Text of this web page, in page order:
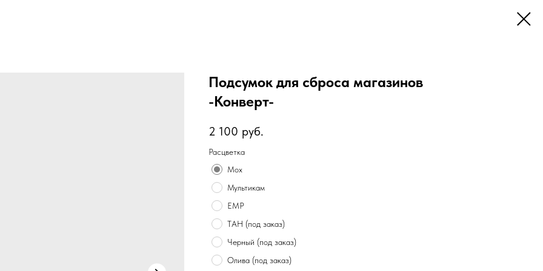
Подсумок для сброса магазинов
-Конверт-
2 100 руб.
Расцветка
Мох
Мультикам
ЕМР
ТАН (под заказ)
Черный (под заказ)
Олива (под заказ)